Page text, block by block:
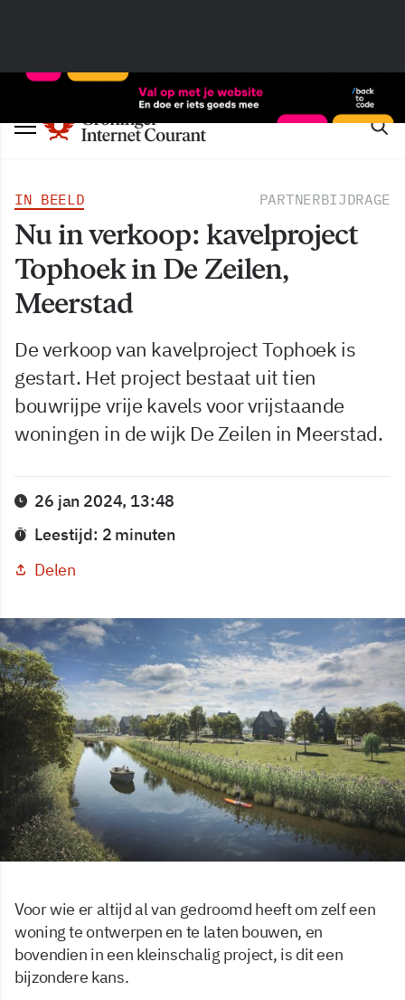
IN BEELD PARTNERBIJDRAGE
Nu in verkoop: kavelproject
Tophoek in De Zeilen,
Meerstad
De verkoop van kavelproject Tophoek is
gestart. Het project bestaat uit tien
bouwrijpe vrije kavels voor vrijstaande
woningen in de wijk De Zeilen in Meerstad.
26 jan 2024, 13:48
Leestijd: 2 minuten
Delen
Voor wie er altijd al van gedroomd heeft om zelf een
woning te ontwerpen en te laten bouwen, en
bovendien in een kleinschalig project, is dit een
bijzondere kans.